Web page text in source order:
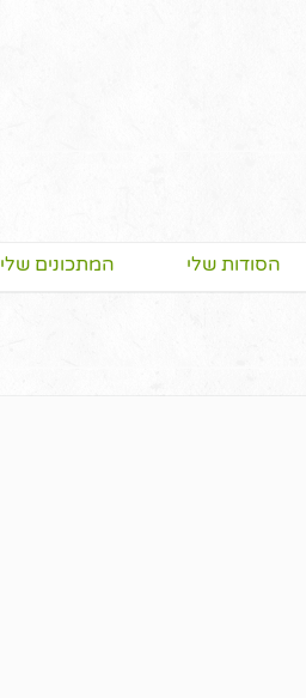
הסודות שלי המתכונים שלי